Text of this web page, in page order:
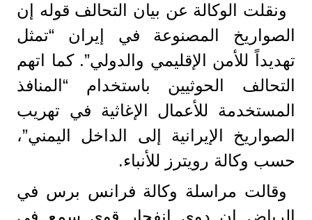
ونقلت الوكالة عن بيان التحالف قوله إن
الصواريخ المصنوعة في إيران “تمثل
تهديداً للأمن الإقليمي والدولي”. كما اتهم
التحالف الحوثيين باستخدام “المنافذ
المستخدمة للأعمال الإغاثية في تهريب
الصواريخ الإيرانية إلى الداخل اليمني”،
حسب وكالة رويترز للأنباء.
وقالت مراسلة وكالة فرانس برس في
الرياض إن دوي انفجار قوي سمع في